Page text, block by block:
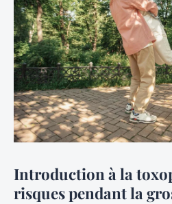
Introduction à la
risques pendant la